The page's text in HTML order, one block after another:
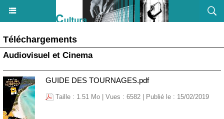
Téléchargements
Audiovisuel et Cinema
GUIDE DES TOURNAGES.pdf
Taille : 1.51 Mo | Vues : 6582 | Publié le : 15/02/2019